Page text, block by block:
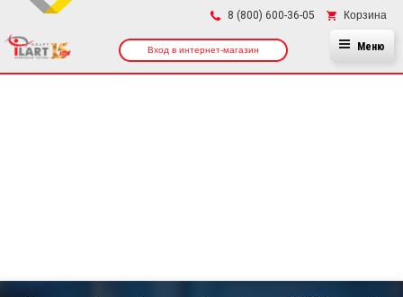
8 (800) 600-36-05 Корзина
Вход в интернет-магазин Меню
×